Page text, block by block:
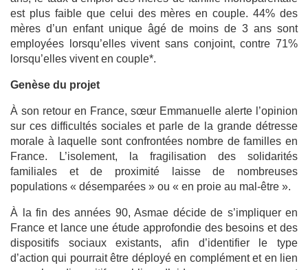
est plus faible que celui des mères en couple. 44% des
mères d’un enfant unique âgé de moins de 3 ans sont
employées lorsqu’elles vivent sans conjoint, contre 71%
lorsqu’elles vivent en couple*.
Genèse du projet
À son retour en France, sœur Emmanuelle alerte l’opinion
sur ces difficultés sociales et parle de la grande détresse
morale à laquelle sont confrontées nombre de familles en
France. L’isolement, la fragilisation des solidarités
familiales et de proximité laisse de nombreuses
populations « désemparées » ou « en proie au mal-être ».
À la fin des années 90, Asmae décide de s’impliquer en
France et lance une étude approfondie des besoins et des
dispositifs sociaux existants, afin d’identifier le type
d’action qui pourrait être déployé en complément et en lien